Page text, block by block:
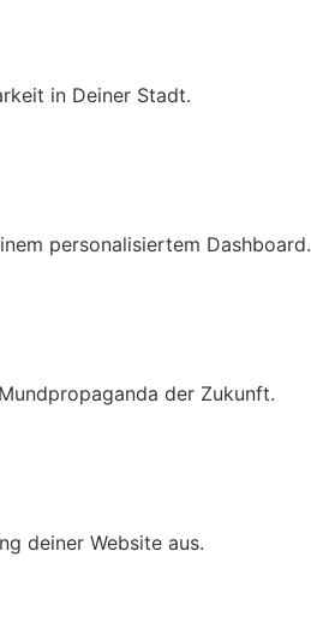
in Deiner Stadt.
personalisiertem Dashboard.
der Zukunft.
deiner Website aus.